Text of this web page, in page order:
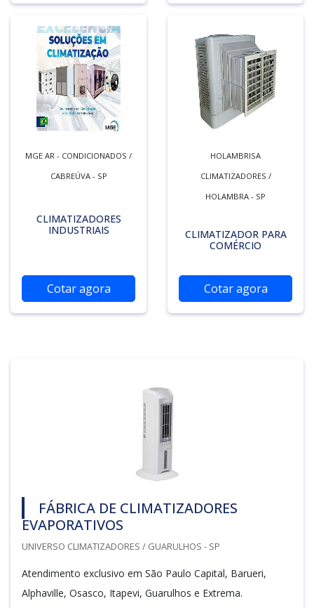
MGE AR - CONDICIONADOS /
CABREÚVA - SP
CLIMATIZADORES
INDUSTRIAIS
Cotar agora
HOLAMBRISA
CLIMATIZADORES /
HOLAMBRA - SP
CLIMATIZADOR PARA
COMÉRCIO
Cotar agora
FÁBRICA DE CLIMATIZADORES
EVAPORATIVOS
UNIVERSO CLIMATIZADORES / GUARULHOS - SP
Atendimento exclusivo em São Paulo Capital, Barueri,
Alphaville, Osasco, Itapevi, Guarulhos e Extrema.